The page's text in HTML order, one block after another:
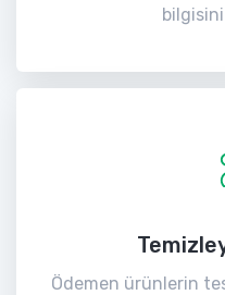
Ödemen ürünlerin